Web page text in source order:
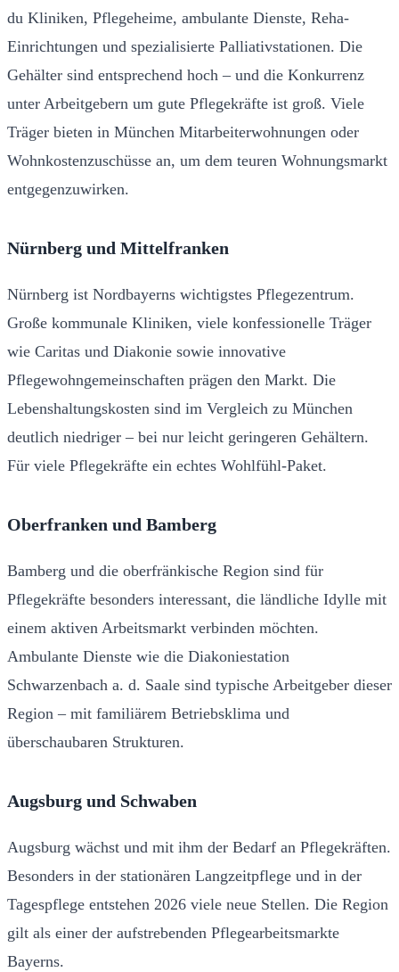
du Kliniken, Pflegeheime, ambulante Dienste, Reha-
Einrichtungen und spezialisierte Palliativstationen. Die
Gehälter sind entsprechend hoch – und die Konkurrenz
unter Arbeitgebern um gute Pflegekräfte ist groß. Viele
Träger bieten in München Mitarbeiterwohnungen oder
Wohnkostenzuschüsse an, um dem teuren Wohnungsmarkt
entgegenzuwirken.
Nürnberg und Mittelfranken
Nürnberg ist Nordbayerns wichtigstes Pflegezentrum.
Große kommunale Kliniken, viele konfessionelle Träger
wie Caritas und Diakonie sowie innovative
Pflegewohngemeinschaften prägen den Markt. Die
Lebenshaltungskosten sind im Vergleich zu München
deutlich niedriger – bei nur leicht geringeren Gehältern.
Für viele Pflegekräfte ein echtes Wohlfühl-Paket.
Oberfranken und Bamberg
Bamberg und die oberfränkische Region sind für
Pflegekräfte besonders interessant, die ländliche Idylle mit
einem aktiven Arbeitsmarkt verbinden möchten.
Ambulante Dienste wie die Diakoniestation
Schwarzenbach a. d. Saale sind typische Arbeitgeber dieser
Region – mit familiärem Betriebsklima und
überschaubaren Strukturen.
Augsburg und Schwaben
Augsburg wächst und mit ihm der Bedarf an Pflegekräften.
Besonders in der stationären Langzeitpflege und in der
Tagespflege entstehen 2026 viele neue Stellen. Die Region
gilt als einer der aufstrebenden Pflegearbeitsmarkte
Bayerns.